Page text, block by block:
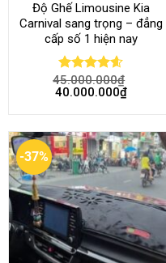
Độ Ghế Limousine Kia
Carnival sang trọng – đẳng
cấp số 1 hiện nay
Rated4.58
out of 5
45.000.000₫
40.000.000₫
-37%